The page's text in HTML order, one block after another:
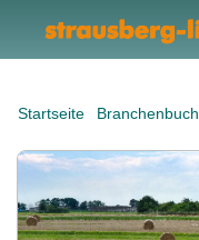
Startseite Branchenbuch